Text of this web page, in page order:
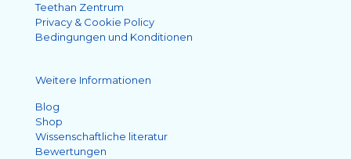
Teethan Zentrum
Privacy & Cookie Policy
Bedingungen und Konditionen
Weitere Informationen
Blog
Shop
Wissenschaftliche literatur
Bewertungen